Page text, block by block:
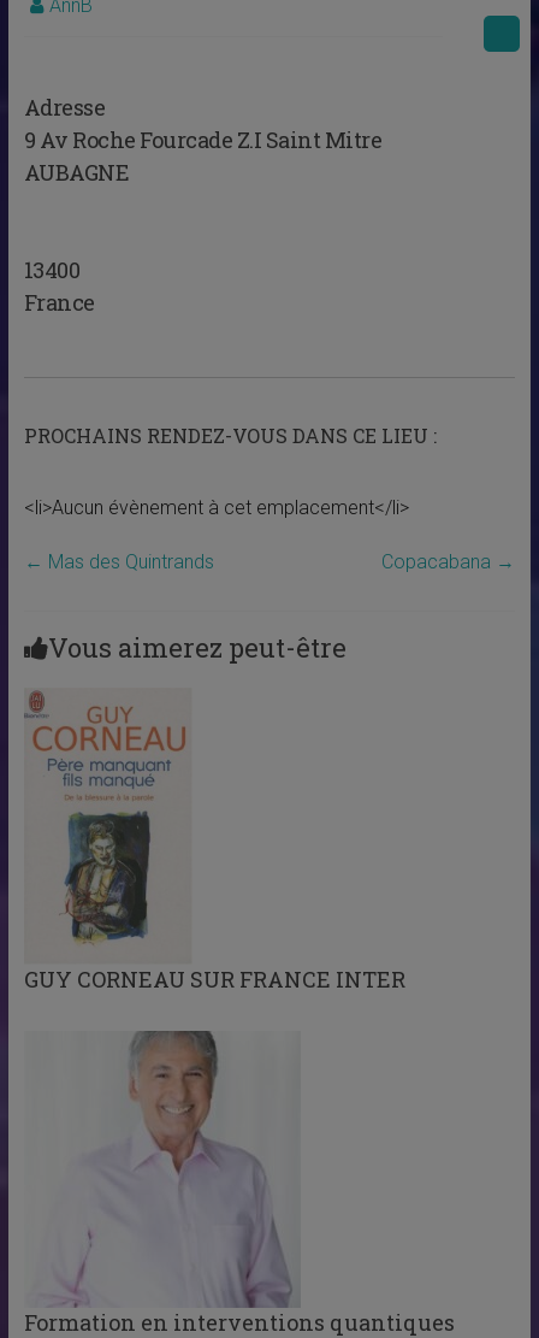
AnnB
Adresse
9 Av Roche Fourcade Z.I Saint Mitre
AUBAGNE
13400
France
PROCHAINS RENDEZ-VOUS DANS CE LIEU :
<li>Aucun évènement à cet emplacement</li>
← Mas des Quintrands Copacabana →
Vous aimerez peut-être
GUY CORNEAU SUR FRANCE INTER
Formation en interventions quantiques